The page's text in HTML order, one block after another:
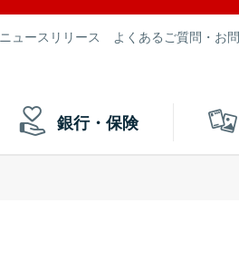
ニュースリリース よくあるご質問・お
銀行・保険